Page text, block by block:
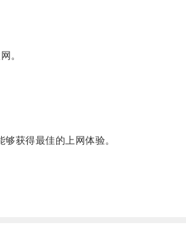
。
获得最佳的上网体验。